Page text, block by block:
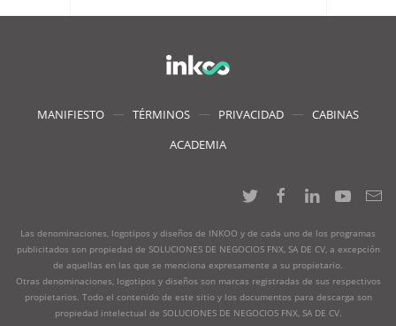
MANIFIESTO TÉRMINOS PRIVACIDAD
CABINAS
ACADEMIA
Las denominaciones, logotipos y diseños de INKOO y de cada uno de los programas
publicitados son propiedad de SOLUCIONES DE NEGOCIOS FNX, SA DE CV, a excepción
de aquellas en las que se menciona expresamente a su propietario.
Otras denominaciones, logotipos y diseños son marcas registradas de sus respectivos
propietarios. Todo el contenido de este sitio y los documentos para descarga son
propiedad intelectual de SOLUCIONES DE NEGOCIOS FNX, SA DE CV.